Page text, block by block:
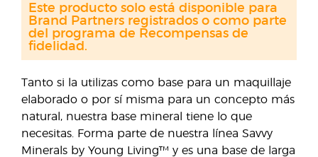
Tanto si la utilizas como base para un maquillaje
elaborado o por sí misma para un concepto más
natural, nuestra base mineral tiene lo que
necesitas. Forma parte de nuestra línea Savvy
Minerals by Young Living™ y es una base de larga
Este producto solo está disponible para
Brand Partners registrados o como parte
del programa de Recompensas de
fidelidad.